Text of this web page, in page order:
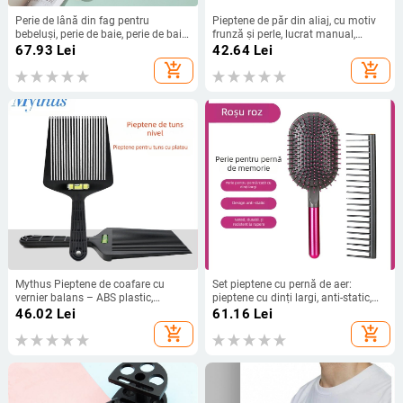
Perie de lână din fag pentru
bebeluși, perie de baie, perie de baie,
pieptene pentru masaj, pernă de aer
din fag, pieptene plat, costum
67.93 Lei
add_shopping_cart
Pieptene de păr din aliaj, cu motiv
frunză și perle, lucrat manual,
pentru nuntă
42.64Lei
add_shopping_cart
Mythus Pieptene de coafare cu
vernier balans – ABS plastic,
etichetă privată licențiată
46.02 Lei
add_shopping_cart
Set pieptene cu pernă de aer:
pieptene cu dinți largi, anti-static,
ABS plastic
61.16 Lei
add_shopping_cart